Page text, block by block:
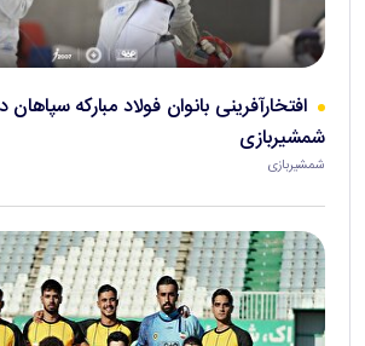
افتخارآفرینی بانوان فولاد مبارکه سپاهان
شمشیربازی
شمشیربازی